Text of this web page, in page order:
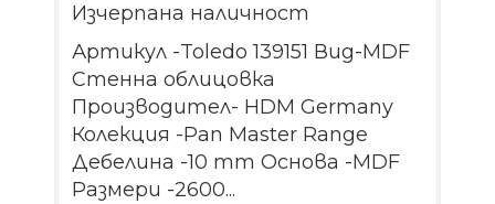
Изчерпана наличност
Артикул -Toledo 139151 Вид-MDF
Стенна облицовка
Производител- HDM Germany
Колекция -Pan Master Range
Дебелина -10 mm Основа -MDF
Размери -2600...